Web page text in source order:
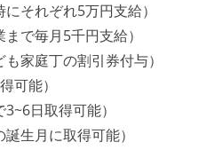
それぞれ5万円支給）
で毎月5千円支給）
家庭丁の割引券付与）
可能）
日取得可能）
生月に取得可能）